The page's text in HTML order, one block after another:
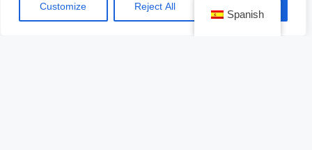
Customize Reject All
Emirates First Class. Aquí, no hay que esperar de pie
Spanish